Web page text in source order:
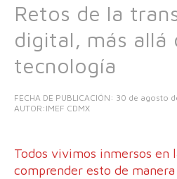
Retos de la
digital, más allá
tecnología
FECHA DE PUBLICACIÓN: 30 de agosto
AUTOR:IMEF CDMX
Todos vivimos inmersos en
comprender esto de